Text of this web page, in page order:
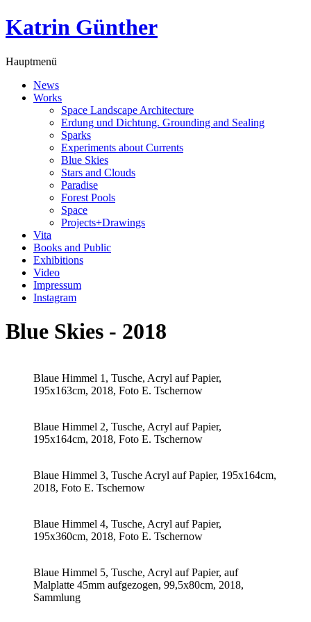
Katrin Günther
Hauptmenü
News
Works
Space Landscape Architecture
Erdung und Dichtung. Grounding and Sealing
Sparks
Experiments about Currents
Blue Skies
Stars and Clouds
Paradise
Forest Pools
Space
Projects+Drawings
Vita
Books and Public
Exhibitions
Video
Impressum
Instagram
Blue Skies - 2018
Blaue Himmel 1, Tusche, Acryl auf Papier,
195x163cm, 2018, Foto E. Tschernow
Blaue Himmel 2, Tusche, Acryl auf Papier,
195x164cm, 2018, Foto E. Tschernow
Blaue Himmel 3, Tusche Acryl auf Papier, 195x164cm,
2018, Foto E. Tschernow
Blaue Himmel 4, Tusche, Acryl auf Papier,
195x360cm, 2018, Foto E. Tschernow
Blaue Himmel 5, Tusche, Acryl auf Papier, auf
Malplatte 45mm aufgezogen, 99,5x80cm, 2018,
Sammlung